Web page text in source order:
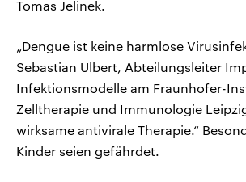
Tomas Jelinek.
„Dengue ist keine harmlose
Sebastian Ulbert, Abteilungsleiter
Infektionsmodelle am Fraunhofer-
Zelltherapie und Immunologie
wirksame antivirale Therapie.“
Kinder seien gefährdet.